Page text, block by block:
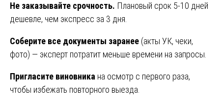
Не заказывайте срочность. Плановый срок 5-10 дней
дешевле, чем экспресс за 3 дня.
Соберите все документы заранее (акты УК, чеки,
фото) — эксперт потратит меньше времени на запросы.
Пригласите виновника на осмотр с первого раза,
чтобы избежать повторного выезда.